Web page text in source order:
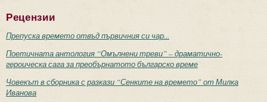
Рецензии
Препуска времето отвъд първичния си чар...
Поетичната антология “Омълнени треви” – драматично-
героическа сага за преобърнатото българско време
Човекът в сборника с разкази “Сенките на времето” от Милка
Иванова